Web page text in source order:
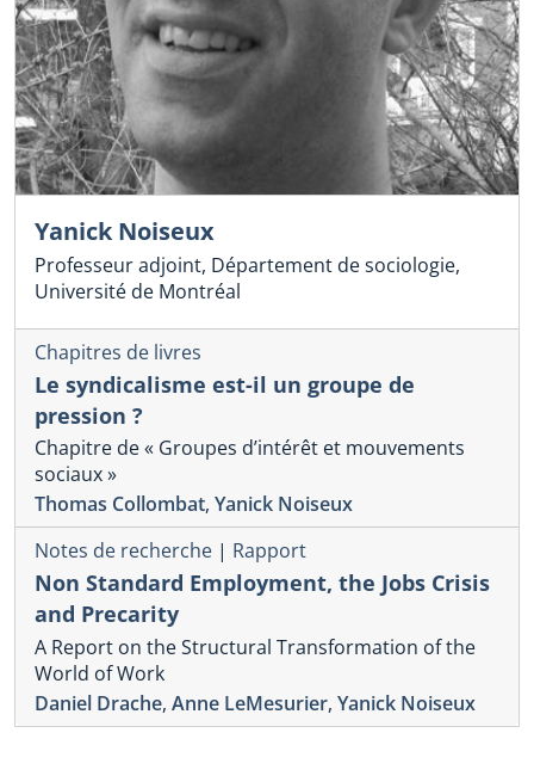
Yanick Noiseux
Professeur adjoint, Département de sociologie,
Université de Montréal
Chapitres de livres
Le syndicalisme est-il un groupe de
pression ?
Chapitre de « Groupes d’intérêt et mouvements
sociaux »
Thomas Collombat, Yanick Noiseux
Notes de recherche | Rapport
Non Standard Employment, the Jobs Crisis
and Precarity
A Report on the Structural Transformation of the
World of Work
Daniel Drache, Anne LeMesurier, Yanick Noiseux